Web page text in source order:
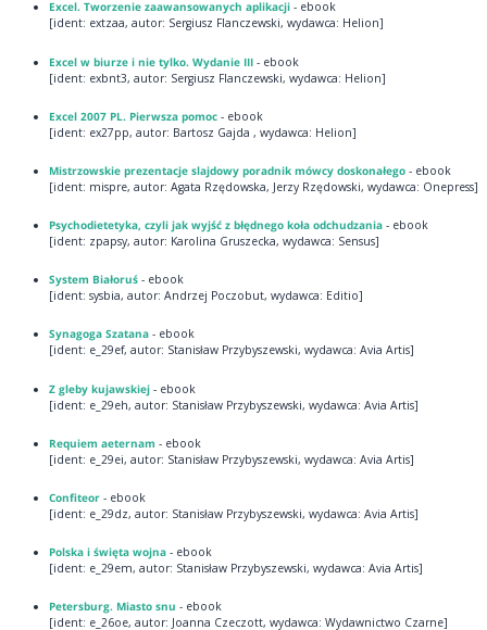
Excel. Tworzenie zaawansowanych aplikacji - ebook
[ident: extzaa, autor: Sergiusz Flanczewski, wydawca: Helion]
Excel w biurze i nie tylko. Wydanie III- ebook
[ident: exbnt3, autor: Sergiusz Flanczewski, wydawca: Helion]
Excel 2007 PL. Pierwsza pomoc- ebook
[ident: ex27pp, autor: Bartosz Gajda , wydawca: Helion]
Mistrzowskie prezentacje slajdowy poradnik mówcy doskonałego - ebook
[ident: mispre, autor: Agata Rzędowska, Jerzy Rzędowski, wydawca: Onepress]
Psychodietetyka, czyli jak wyjść z błędnego koła odchudzania- ebook
[ident: zpapsy, autor: Karolina Gruszecka, wydawca: Sensus]
System Białoruś- ebook
[ident: sysbia, autor: Andrzej Poczobut, wydawca: Editio]
Synagoga Szatana- ebook
[ident: e_29ef, autor: Stanisław Przybyszewski, wydawca: Avia Artis]
Z gleby kujawskiej- ebook
[ident: e_29eh, autor: Stanisław Przybyszewski, wydawca: Avia Artis]
Requiem aeternam - ebook
[ident: e_29ei, autor: Stanisław Przybyszewski, wydawca: Avia Artis]
Confiteor - ebook
[ident: e_29dz, autor: Stanisław Przybyszewski, wydawca: Avia Artis]
Polska i święta wojna- ebook
[ident: e_29em, autor: Stanisław Przybyszewski, wydawca: Avia Artis]
Petersburg. Miasto snu - ebook
[ident: e_26oe, autor: Joanna Czeczott, wydawca: Wydawnictwo Czarne]